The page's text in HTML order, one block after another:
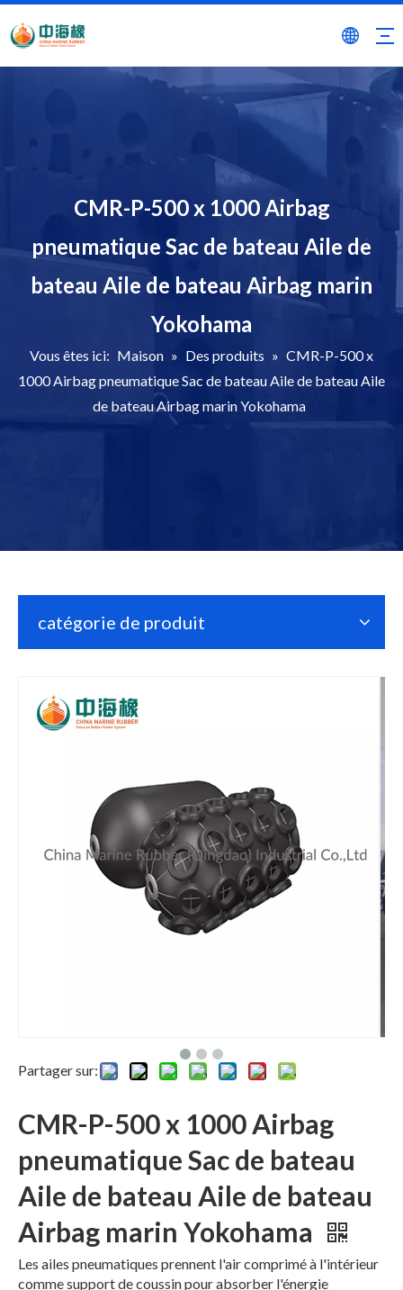
CMR-P-500 x 1000 Airbag
pneumatique Sac de bateau Aile de
bateau Aile de bateau Airbag marin
Yokohama
Vous êtes ici: Maison » Des produits » CMR-P-500 x
1000 Airbag pneumatique Sac de bateau Aile de bateau Aile
de bateau Airbag marin Yokohama
catégorie de produit
Partager sur:
CMR-P-500 x 1000 Airbag
pneumatique Sac de bateau
Aile de bateau Aile de bateau
Airbag marin Yokohama
Les ailes pneumatiques prennent l'air comprimé à l'intérieur
comme support de coussin pour absorber l'énergie